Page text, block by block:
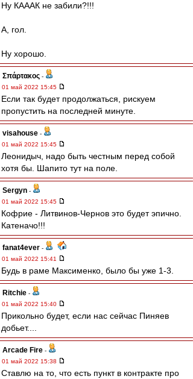
Ну КАААК не забили?!!!
А, гол.
Ну хорошо.
Σπάρτακος -
01 май 2022 15:45
Если так будет продолжаться, рискуем
пропустить на последней минуте.
visahouse -
01 май 2022 15:45
Леонидыч, надо быть честным перед собой
хотя бы. Шапито тут на поле.
Sergyn -
01 май 2022 15:45
Кофрие - Литвинов-Чернов это будет эпично.
Катеначо!!!
fanat4ever -
01 май 2022 15:41
Будь в раме Максименко, было бы уже 1-3.
Ritchie -
01 май 2022 15:40
Прикольно будет, если нас сейчас Пиняев
добьет....
Arcade Fire -
01 май 2022 15:38
Ставлю на то, что есть пункт в контракте про